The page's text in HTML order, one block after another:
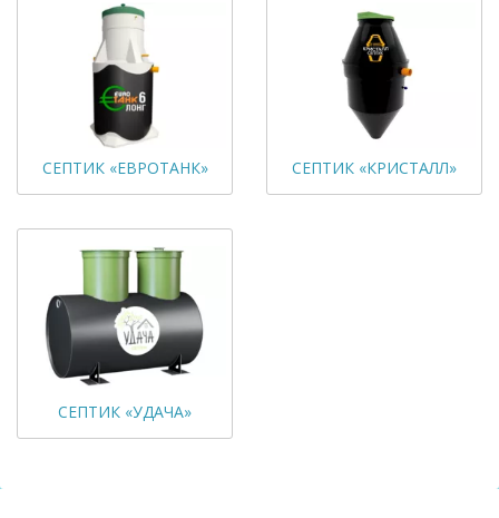
СЕПТИК «ЕВРОТАНК» СЕПТИК «КРИСТАЛЛ»
СЕПТИК «УДАЧА»